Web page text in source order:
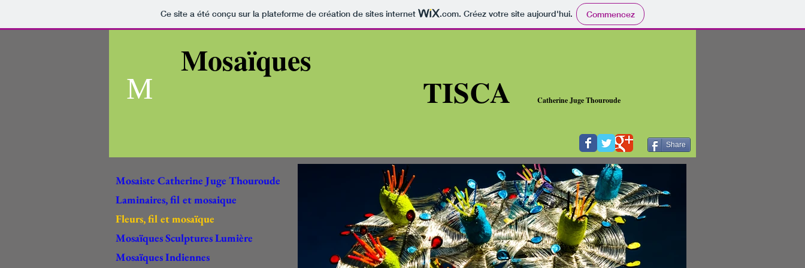
Ce site a été conçu sur la plateforme de création de sites internet .com. Créez votre site aujourd'hui. Commencez
M
Mosaïques
TISCA Catherine Juge Thouroude
Share
Mosaiste Catherine Juge Thouroude
Laminaires, fil et mosaique
Fleurs, fil et mosaïque
Mosaïques Sculptures Lumière
Mosaïques Indiennes